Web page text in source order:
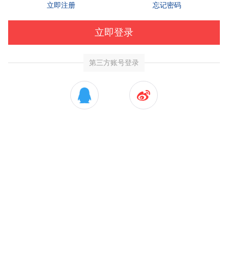
立即注册 忘记密码
立即登录
第三方账号登录